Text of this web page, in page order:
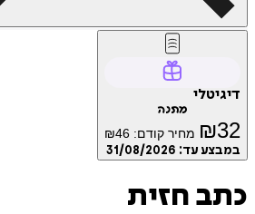
דיגיטלי
מתנה
₪32 מחיר קודם: ₪46
במבצע עד: 31/08/2026
כתב חזית